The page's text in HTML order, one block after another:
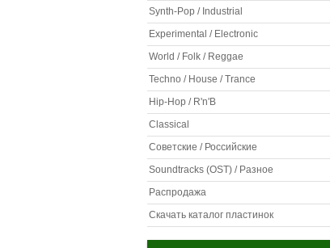
Synth-Pop / Industrial
Experimental / Electronic
World / Folk / Reggae
Techno / House / Trance
Hip-Hop / R'n'B
Classical
Советские / Российские
Soundtracks (OST) / Разное
Распродажа
Скачать каталог пластинок